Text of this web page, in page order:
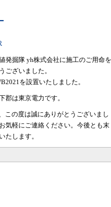
発掘隊 yh株式会社に施工のご用命を
ございました。
を設置いたしました。
郡は東京電力です。
この度は誠にありがとうございまし
気軽にご連絡ください。今後とも末
たします。